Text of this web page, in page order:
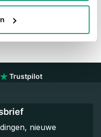
Trustpilot
nieuwe